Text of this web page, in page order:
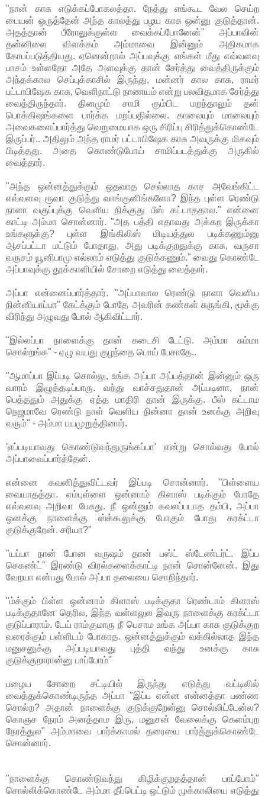
"நான் காசு எடுக்கப்போகலத்தா. நேத்து எங்கூட வேல செய்ற
பையன் ஒருத்தேன் அந்த காலத்து பழய காசு ஒன்னு குடுத்தான்.
அதத்தான் பீரோலுக்குள்ள வைக்கப்போனேன்" அப்பாவின்
தன்னிலை விளக்கம் அம்மாவை இன்னும் அதிகமாக
கோபப்படுத்தியது. ஏனென்றால் அப்பவுக்கு எங்கள் மீது எவ்வளவு
பாசம் உள்ளதோ அதே அளவுக்கு தான் சேர்த்து வைத்திருக்கும்
அந்தக்கால செப்புக்காசில் இருந்து, மன்னர் கால காசு, ராமர்
பட்டாபிஷேக காசு, வெளிநாட்டு நாணயம் என்று பலவிதமாக சேர்த்து
வைத்திருந்தார். தினமும் சாமி கும்பிட மறந்தாலும் தன்
பொக்கிஷங்களை பார்க்க மறப்பதில்லை. காலையும் மாலையும்
அவைகளைப்பார்த்து வெறுமையாக ஒரு சிரிப்பு சிரித்துக்கொண்டே
இருப்பர்.. அதிலும் அந்த ராமர் பட்டாபிஷேக காசு அவருக்கு மிகவும்
பிடித்தது. அதை கொண்டுபோய் சாமிப்படத்துக்கு அருகில்
வைத்தார்.
"அந்த ஒன்னத்துக்கும் ஒதவாத செல்லாத காச அவேங்கிட்ட
எவ்வளவு ரூவா குடுத்து வாங்குனிங்களோ? இந்த புள்ள ரெண்டு
நாளா வகுப்புக்கு வெளிய நிக்குது பீஸ் கட்டாததால." என்னை
காட்டி அம்மா சொன்னார். "அத பத்தி எதாவது அக்கற இருக்கா
உங்களுக்கு? புள்ள இங்கிலிஸ் மிடியத்துல படிக்கணும்னு
ஆசப்பட்டா மட்டும் போதாது, அது படிக்குறதுக்கு காசு, வருசா
வருசம் யூனிபாமு எல்லாம் எடுத்து குடுக்கணும்." வைது கொண்டே
அப்பாவுக்கு தூக்காளியில் சோறை எடுத்து வைத்தார்.
அப்பா என்னைப்பார்த்தார். "அப்பாவால ரெண்டு நாளா வெளிய
நின்னியாப்பா" கேட்க்கும் போதே அவரின் கண்கள் சுருங்கி, மூக்கு
விரிந்து அழுவது போல் ஆகிவிட்டார்.
"இல்லப்பா நாளைக்கு தான் கடைசி டேட்டு. அம்மா சும்மா
சொல்றங்க" - ஏழு வயது குழந்தை பொய் பேசாதே..
"ஆமாப்பா இப்படி சொல்லு, உங்க அப்பா அப்பத்தான் இன்னும் ஒரு
வாரம் இழுத்தடிப்பாரு. வந்து வாச்சதுதான் அப்படினா, நான்
பெத்ததும் அதுக்கு ஏத்த மாதிரி தான் இருக்கு. பீஸ் கட்டாம
நெஜமாவே ரெண்டு நாள் வெளிய நின்னா தான் உனக்கு அறிவு
வரும்" - அம்மா பயமுறுத்தினார்.
'எப்படியாவது கொண்டுவந்துருங்கப்பா' என்று சொல்வது போல்
அப்பாவைப்பார்த்தேன்.
என்னை கவனித்துவிட்டவர் இப்படி சொன்னார். "பிள்ளைய
வையாதத்தா. எம்புள்ளை ஒன்னாம் கிளாஸ் படிக்கும் போதே
எவ்வளவு அறிவா பேசுது. நீ ஒன்னும் கவலப்படாத தம்பி, அப்பா
ஒனக்கு நாளைக்கு ஸ்க்கூலுக்கு போகும் போது கரக்ட்டா
குடுக்குறேன். சரியா?"
"யப்பா நான் போன வருஷம் தான் பஸ்ட் ஸ்டேண்டர்ட். இப்ப
செகண்ட்" இரண்டு விரல்களைக்காட்டி நான் சொன்னேன். இது
வேறயா என்பது போல் அப்பா தலையை சொறிந்தார்.
"ம்க்கும் பிள்ள ஒன்னாம் கிளாஸ் படிக்குதா ரெண்டாம் கிளாஸ்
படிக்குதானே தெரில, இந்த வள்ளலுல இவரு நாளைக்கு கரக்ட்டா
குடுப்பாராம். டேய் ராம்குமாரு நீ பெசாம உங்க அப்பா காசு குடுக்குற
வரைக்கும் பள்ளிடம் போகாத. ஒன்னத்துக்கும் வக்கில்லாத இந்த
மனுசனுக்கு அப்படியாவது புத்தி வந்து உனக்கு காசு
குடுக்குறாரான்னு பாப்போம்"
பழைய சோறை சட்டியில் இருந்து எடுத்து வட்டிலில்
வைத்துக்கொண்டிருந்த அப்பா "இப்ப என்ன என்னத்தா பண்ண
சொல்ற? அதான் நாளைக்கு குடுக்குறேன்னு சொல்லிட்டேன்ல?
கொஞச நேரம் அனத்தாம இரு, மனுசன் வேலைக்கு கெளம்புற
நேரத்துல" அம்மாவை பார்க்காமல் தரையை பார்த்துக்கொண்டே
சொன்னார்.
"நாளைக்கு கொண்டுவந்து கிழிக்குறதத்தான் பாப்போம்"
சொல்லிக்கொண்டே அம்மா தீப்பெட்டி ஒட்டும் முக்காலியை எடுத்து